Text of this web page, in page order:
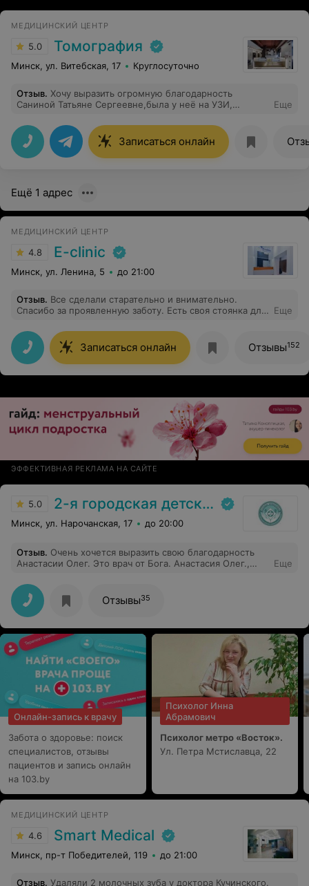
МЕДИЦИНСКИЙ ЦЕНТР
5.0 Томография
Минск, ул. Витебская, 17 Круглосуточно
Отзыв. Хочу выразить огромную благодарность
Саниной Татьяне Сергеевне,была у неё на УЗИ,
Еще
Записаться онлайн
Ещё 1 адрес
МЕДИЦИНСКИЙ ЦЕНТР
4.8 E-clinic
Минск, ул. Ленина, 5 до 21:00
Отзыв. Все сделали старательно и внимательно.
Спасибо за проявленную заботу. Есть своя стоянка для
Еще
Записаться онлайн Отзывы152
ЭФФЕКТИВНАЯ РЕКЛАМА НА САЙТЕ
5.0 2-я городская детская клиническая больница
Минск, ул. Нарочанская, 17 до 20:00
Отзыв. Очень хочется выразить свою благодарность
Анастасии Олег. Это врач от Бога. Анастасия Олег.,
высококвалифицированный специалист. А её
лучезарная улыбка, никого не оставит равнодушным.
Анастасия Олег., низкий поклон и огромное спасибо
Вам за Ваш нелегкий труд.
Еще
Отзывы35
Онлайн-запись к врачу
Забота о здоровье: поиск
специалистов, отзывы
пациентов и запись онлайн
на 103.by
Психолог Инна
Абрамович
Психолог метро «Восток».
Ул. Петра Мстиславца, 22
МЕДИЦИНСКИЙ ЦЕНТР
4.6 Smart Medical
Минск, пр-т Победителей, 119 до 21:00
Отзыв. Удаляли 2 молочных зуба у доктора Кучинского.